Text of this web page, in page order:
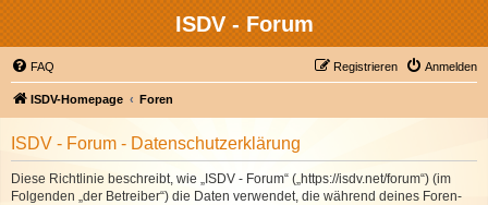
ISDV - Forum
FAQ Anmelden
Registrieren
ISDV-Homepage Foren
ISDV - Forum - Datenschutzerklärung
Diese Richtlinie beschreibt, wie „ISDV - Forum“ („https://isdv.net/forum“) (im
Folgenden „der Betreiber“) die Daten verwendet, die während deines Foren-